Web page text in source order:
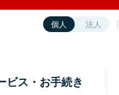
個人 法人
ビス・お手続き